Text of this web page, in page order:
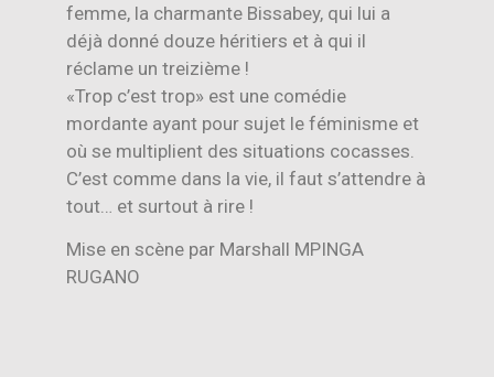
femme, la charmante Bissabey, qui lui a
déjà donné douze héritiers et à qui il
réclame un treizième !
«Trop c’est trop» est une comédie
mordante ayant pour sujet le féminisme et
où se multiplient des situations cocasses.
C’est comme dans la vie, il faut s’attendre à
tout… et surtout à rire !
Mise en scène par Marshall MPINGA
RUGANO